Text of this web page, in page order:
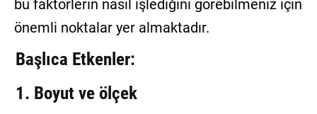
Künye
İletişim
Gizlilik
Sözleşmesi
bu faktörlerin nasıl işlediğini görebilmeniz için
önemli noktalar yer almaktadır.
Başlıca Etkenler:
1. Boyut ve ölçek